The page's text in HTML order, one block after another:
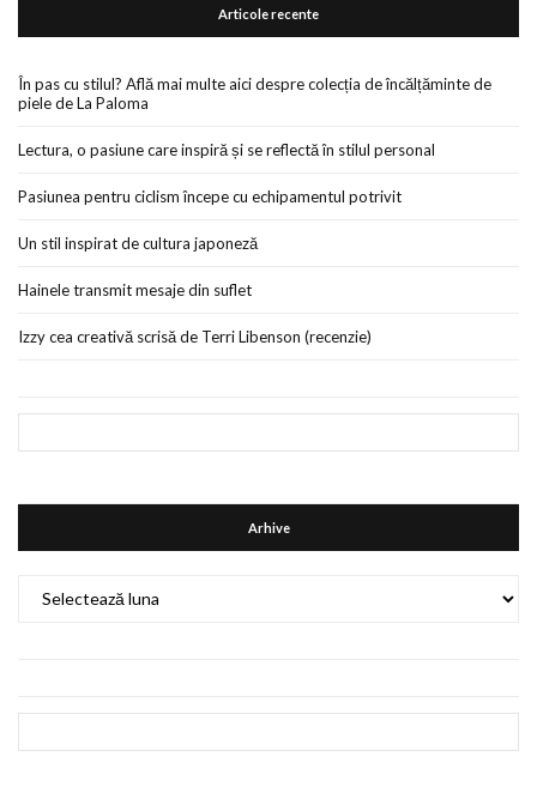
Articole recente
În pas cu stilul? Află mai multe aici despre colecția de încălțăminte de
piele de La Paloma
Lectura, o pasiune care inspiră și se reflectă în stilul personal
Pasiunea pentru ciclism începe cu echipamentul potrivit
Un stil inspirat de cultura japoneză
Hainele transmit mesaje din suflet
Izzy cea creativă scrisă de Terri Libenson (recenzie)
Arhive